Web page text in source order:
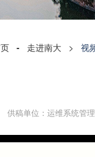
- 走进南大 > 视
供稿单位：运维系统